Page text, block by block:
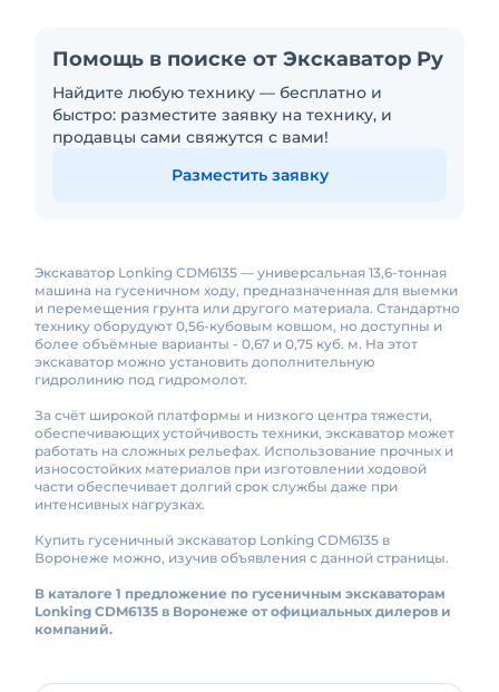
Помощь в поиске от Экскаватор Ру
Найдите любую технику — бесплатно и
быстро: разместите заявку на технику, и
продавцы сами свяжутся с вами!
Разместить заявку
Экскаватор Lonking CDM6135 — универсальная 13,6-тонная
машина на гусеничном ходу, предназначенная для выемки
и перемещения грунта или другого материала. Стандартно
технику оборудуют 0,56-кубовым ковшом, но доступны и
более объёмные варианты - 0,67 и 0,75 куб. м. На этот
экскаватор можно установить дополнительную
гидролинию под гидромолот.
За счёт широкой платформы и низкого центра тяжести,
обеспечивающих устойчивость техники, экскаватор может
работать на сложных рельефах. Использование прочных и
износостойких материалов при изготовлении ходовой
части обеспечивает долгий срок службы даже при
интенсивных нагрузках.
Купить гусеничный экскаватор Lonking CDM6135 в
Воронеже можно, изучив объявления с данной страницы.
В каталоге 1 предложение по гусеничным экскаваторам
Lonking CDM6135 в Воронеже от официальных дилеров и
компаний.